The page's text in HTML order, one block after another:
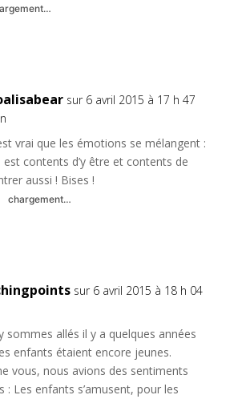
sur 6 avril 2015 à 17 h 47
vrai que les émotions se mélangent :
est contents d’y être et contents de
aussi ! Bises !
chargement…
sur 6 avril 2015 à 18 h 04
sommes allés il y a quelques années
enfants étaient encore jeunes.
vous, nous avions des sentiments
: Les enfants s’amusent, pour les